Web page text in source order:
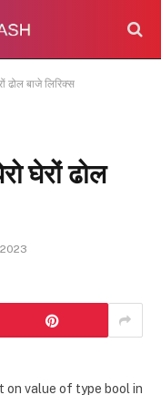
ढोल बाजे लिरिक्स
घेरों ढोल
value of type bool in